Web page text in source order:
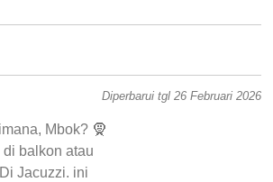
Diperbarui tgl 26 Februari 2026
Mbok? 🧕
balkon atau
Jacuzzi. ini